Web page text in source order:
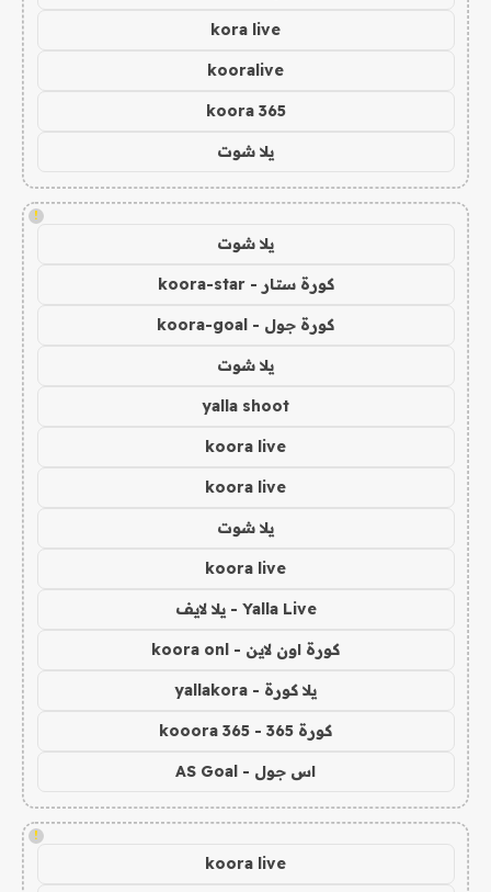
kora live
kooralive
koora 365
يلا شوت
!
يلا شوت
كورة ستار - koora-star
كورة جول - koora-goal
يلا شوت
yalla shoot
koora live
koora live
يلا شوت
koora live
Yalla Live - يلا لايف
كورة اون لاين - koora onl
يلا كورة - yallakora
كورة 365 - kooora 365
اس جول - AS Goal
!
koora live